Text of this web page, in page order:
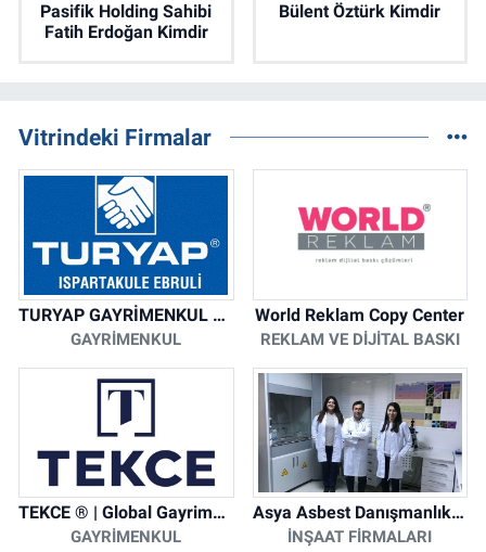
Pasifik Holding Sahibi
Fatih Erdoğan Kimdir
Bülent Öztürk Kimdir
Vitrindeki Firmalar
TURYAP GAYRİMENKUL DANIŞMANLIK HİZMETLERİ
GAYRIMENKUL
World Reklam Copy Center
REKLAM VE DIJITAL BASKI
TEKCE ® | Global Gayrimenkul Şirketi
GAYRIMENKUL
Asya Asbest Danışmanlık - Asbest Söküm ve Asbest Raporu
İNŞAAT FIRMALARI